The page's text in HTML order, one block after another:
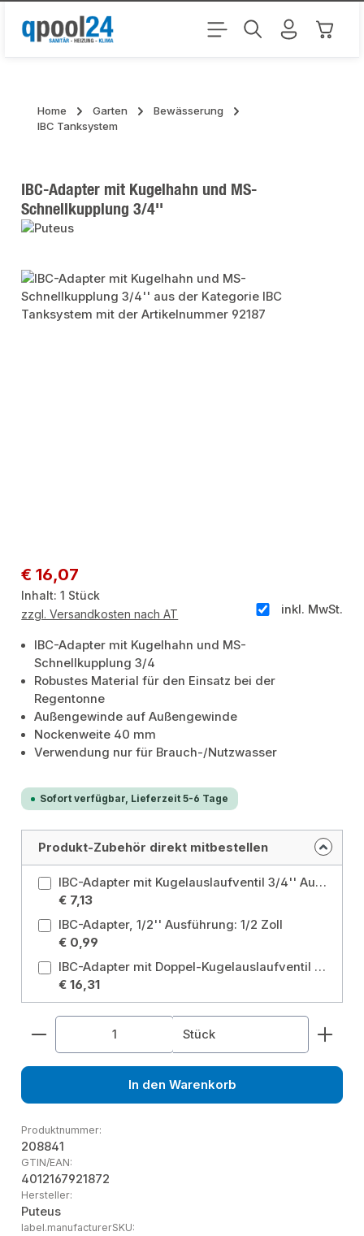
Zum Hauptinhalt springen
Home Garten
Bewässerung
IBC Tanksystem
IBC-Adapter mit Kugelhahn und MS-
Schnellkupplung 3/4''
Bildergalerie überspringen
Regulärer Preis:
€ 16,07
Inhalt:1 Stück
inkl. MwSt.
zzgl. Versandkosten nach AT
IBC-Adapter mit Kugelhahn und MS-
Schnellkupplung 3/4
Robustes Material für den Einsatz bei der
Regentonne
Außengewinde auf Außengewinde
Nockenweite 40 mm
Verwendung nur für Brauch-/Nutzwasser
Sofort verfügbar, Lieferzeit 5-6 Tage
Produkt-Zubehör direkt mitbestellen
IBC-Adapter mit Kugelauslaufventil 3/4'' Ausführung: 3/4 Zoll
€ 7,13
IBC-Adapter, 1/2'' Ausführung: 1/2 Zoll
€ 0,99
IBC-Adapter mit Doppel-Kugelauslaufventil 1/2''
€ 16,31
Produkt Anzahl: Gib den gewünschten Wert
Stück
In den Warenkorb
Produktnummer:
208841
GTIN/EAN:
4012167921872
Hersteller:
Puteus
label.manufacturerSKU: